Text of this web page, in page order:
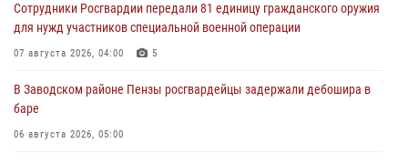
Сотрудники Росгвардии передали 81 единицу гражданского оружия
для нужд участников специальной военной операции
07 августа 2026, 04:00 5
В Заводском районе Пензы росгвардейцы задержали дебошира в
баре
06 августа 2026, 05:00